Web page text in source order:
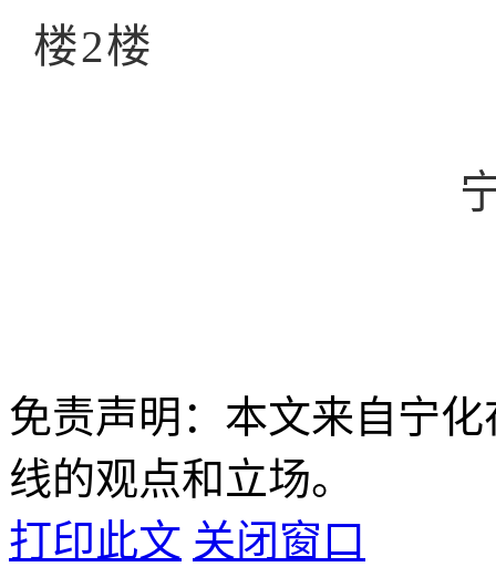
楼2楼
免责声明：本文来自宁
线的观点和立场。
打印此文 关闭窗口